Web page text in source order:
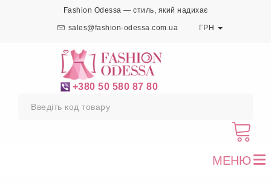
Fashion Odessa — стиль, який надихає
sales@fashion-odessa.com.ua ГРН
+380 50 580 87 80
МЕНЮ